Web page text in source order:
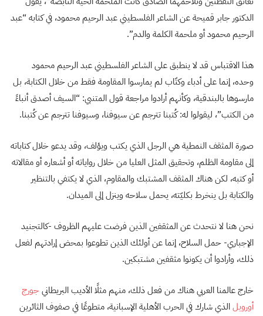
الدكتور جابر قميحة عن الشاعر الفلسطيني عبد الرحيم محمود، في كتابه “عبد
الرحيم محمود أو ملحمة الكلمة والدم”.
هذا الاقتباس قد لا ينطبق على الشاعر الفلسطيني عبد الرحيم محمود
وحده، إنما على أدباء وكتّاب لم يمارسوا المقاومة فقط من خلال الكتابة، بل
مارسوها بالبندقية، وكأنهم أرادوا مراجعة قول المتنبي: “السيف أصدق أنباءً
من الكتب”، ليقولوا له: كُتبنا تترجم عن سيوفنا، وسيوفنا تترجم عن كُتبنا.
صورة المثقف النمطية هي الرجل الذي يكتب ويؤلف، وقد يدعو خلال كتاباته
إلى مقاومة الظلم، وتحقيق المثل العليا من خلال رواياته أو أشعاره أو مقالاته
أو كتبه، لكن هناك المثقف المشتبك والمقاوم، الذي لا يكتفي بالتنظير
والكتابة بل ينخرط بكليّته، يحمل سلاحه وينزل إلى الميدان.
نحن هنا لا نتحدث عن المثقفين الذين فرضت عليهم الظروف -كالتجنيد
الإجباري- حمل السلاح، إنما عن أولئك الذين تطوعوا بمحض إرادتهم لفعل
ذلك، وأرادوا أن يكونوا مثقفين مشتبكين.
خارج عالمنا العربي هناك من فعل ذلك، منهم مثلًا الأديب البريطانيجورج
أورويلالذي شارك في الحرب الأهلية الإسبانية، متطوعًا في صفوف الثائرين